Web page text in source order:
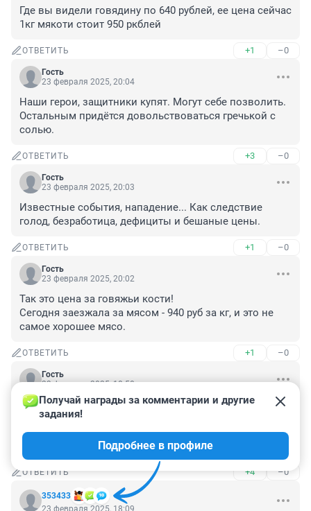
Где вы видели говядину по 640 рублей, ее цена сейчас
1кг мякоти стоит 950 ркблей
ОТВЕТИТЬ +1 –0
Гость
23 февраля 2025, 20:04
Наши герои, защитники купят. Могут себе позволить.
Остальным придётся довольствоваться гречькой с
солью.
ОТВЕТИТЬ +3 –0
Гость
23 февраля 2025, 20:03
Известные события, нападение... Как следствие
голод, безработица, дефициты и бешаные цены.
ОТВЕТИТЬ +1 –0
Гость
23 февраля 2025, 20:02
Так это цена за говяжьи кости!
Сегодня заезжала за мясом - 940 руб за кг, и это не
самое хорошее мясо.
ОТВЕТИТЬ +1 –0
Гость
23 февраля 2025, 18:50
инородцев надо из цепочки исключать, из
производства, реализации их "интеграция" в смутное
время в эти сферы, это бомба замедленного
ОТВЕТИТЬ +4 –0
353433
Получай награды за комментарии и другие
задания!
Подробнее в профиле
23 февраля 2025, 18:09